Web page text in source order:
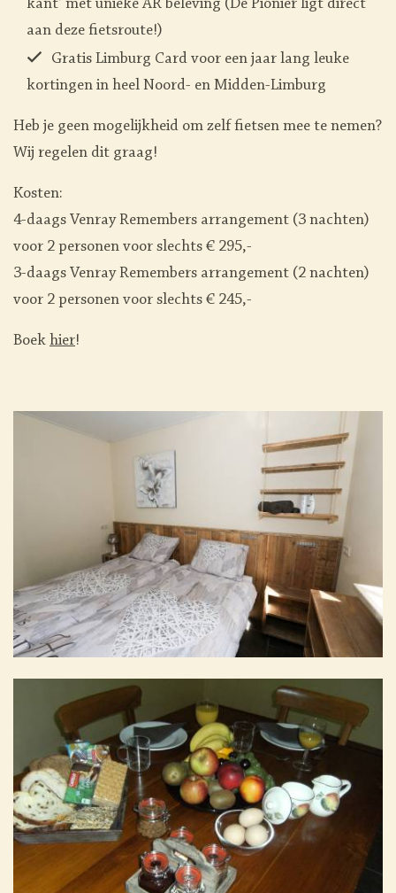
kant’ met unieke AR beleving (De Pionier ligt direct
aan deze fietsroute!)
Gratis Limburg Card voor een jaar lang leuke
kortingen in heel Noord- en Midden-Limburg
Heb je geen mogelijkheid om zelf fietsen mee te nemen?
Wij regelen dit graag!
Kosten:
4-daags Venray Remembers arrangement (3 nachten)
voor 2 personen voor slechts € 295,-
3-daags Venray Remembers arrangement (2 nachten)
voor 2 personen voor slechts € 245,-
Boek hier!